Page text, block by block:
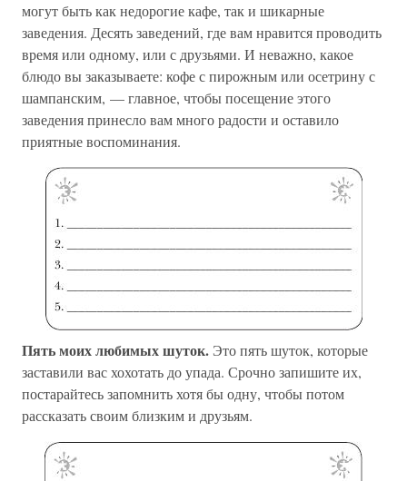
могут быть как недорогие кафе, так и шикарные
заведения. Десять заведений, где вам нравится проводить
время или одному, или с друзьями. И неважно, какое
блюдо вы заказываете: кофе с пирожным или осетрину с
шампанским, — главное, чтобы посещение этого
заведения принесло вам много радости и оставило
приятные воспоминания.
Пять моих любимых шуток. Это пять шуток, которые
заставили вас хохотать до упада. Срочно запишите их,
постарайтесь запомнить хотя бы одну, чтобы потом
рассказать своим близким и друзьям.